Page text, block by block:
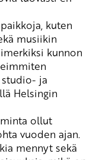
kuten
musiikin
kunnon
studio- ja
Helsingin
ollut
vuoden ajan.
mennyt sekä